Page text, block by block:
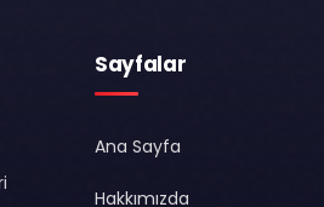
Sayfalar
Ana Sayfa
Hakkımızda